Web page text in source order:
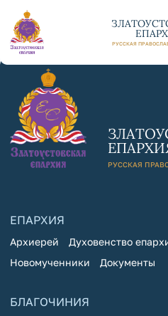
РУССКАЯ
РУССКАЯ
ЕПАРХИЯ
Архиерей Духовенство
Новомученники
Документы
БЛАГОЧИНИЯ